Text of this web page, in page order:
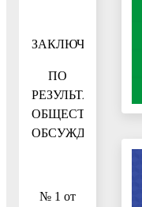
ЗАКЛЮЧЕНИЕ
ПО
РЕЗУЛЬТАТАМ
ОБЩЕСТВЕННЫХ
ОБСУЖДЕНИЙ
№ 1 от